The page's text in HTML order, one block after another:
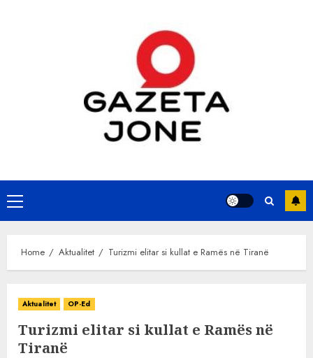
Primary
Menu
Home Aktualitet Turizmi elitar si kullat e Ramës në Tiranë
Aktualitet OP-Ed
Turizmi elitar si kullat e Ramës në
Tiranë